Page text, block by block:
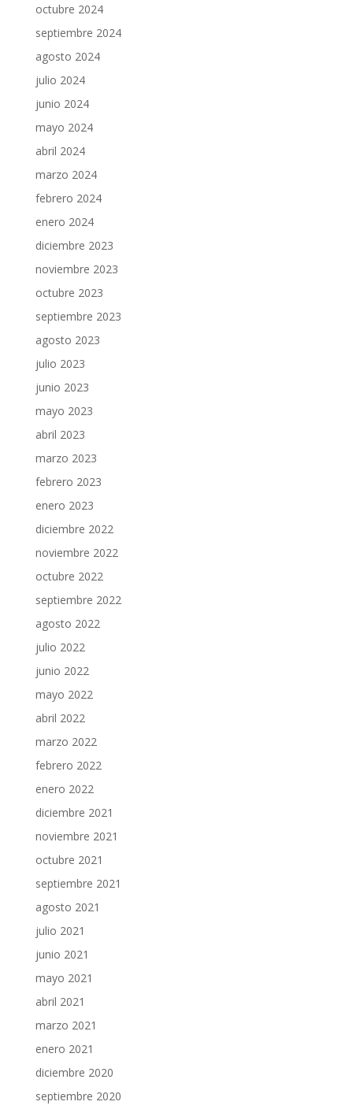
octubre 2024
septiembre 2024
agosto 2024
julio 2024
junio 2024
mayo 2024
abril 2024
marzo 2024
febrero 2024
enero 2024
diciembre 2023
noviembre 2023
octubre 2023
septiembre 2023
agosto 2023
julio 2023
junio 2023
mayo 2023
abril 2023
marzo 2023
febrero 2023
enero 2023
diciembre 2022
noviembre 2022
octubre 2022
septiembre 2022
agosto 2022
julio 2022
junio 2022
mayo 2022
abril 2022
marzo 2022
febrero 2022
enero 2022
diciembre 2021
noviembre 2021
octubre 2021
septiembre 2021
agosto 2021
julio 2021
junio 2021
mayo 2021
abril 2021
marzo 2021
enero 2021
diciembre 2020
septiembre 2020